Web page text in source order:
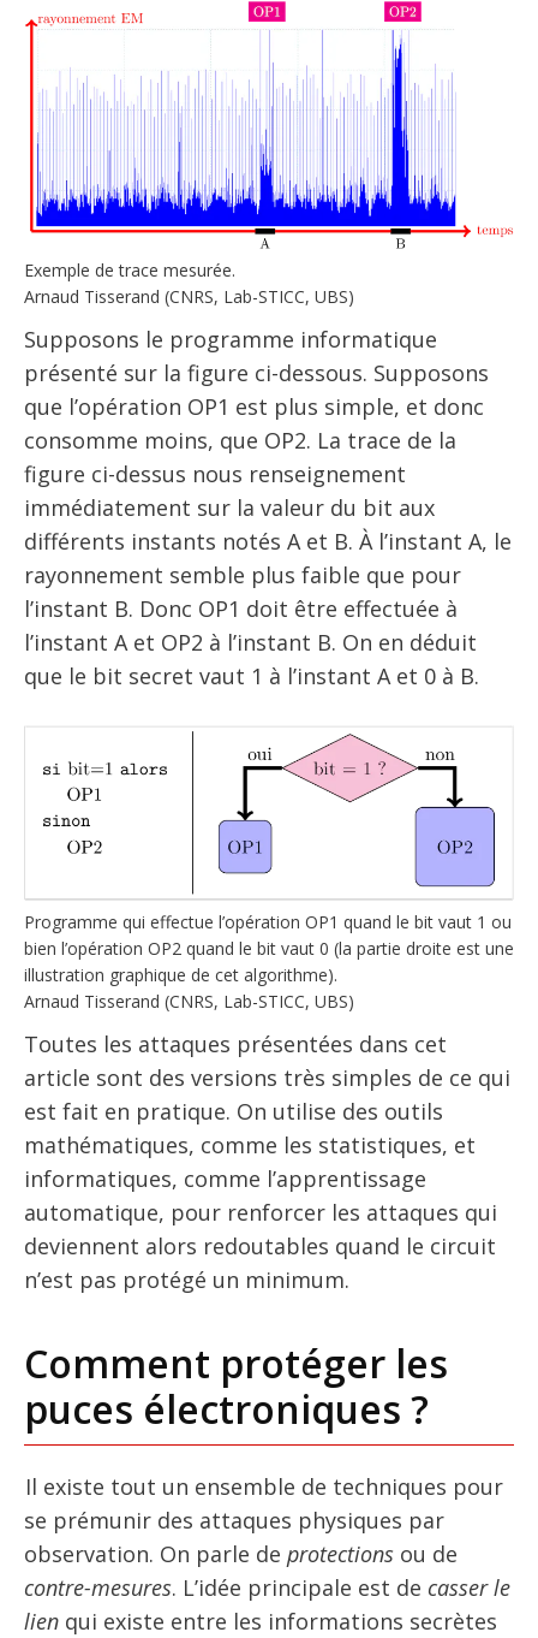
Exemple de trace mesurée.
Arnaud Tisserand (CNRS, Lab-STICC, UBS)
Supposons le programme informatique
présenté sur la figure ci-dessous. Supposons
que l’opération OP1 est plus simple, et donc
consomme moins, que OP2. La trace de la
figure ci-dessus nous renseignement
immédiatement sur la valeur du bit aux
différents instants notés A et B. À l’instant A, le
rayonnement semble plus faible que pour
l’instant B. Donc OP1 doit être effectuée à
l’instant A et OP2 à l’instant B. On en déduit
que le bit secret vaut 1 à l’instant A et 0 à B.
Programme qui effectue l’opération OP1 quand le bit vaut 1 ou
bien l’opération OP2 quand le bit vaut 0 (la partie droite est une
illustration graphique de cet algorithme).
Arnaud Tisserand (CNRS, Lab-STICC, UBS)
Toutes les attaques présentées dans cet
article sont des versions très simples de ce qui
est fait en pratique. On utilise des outils
mathématiques, comme les statistiques, et
informatiques, comme l’apprentissage
automatique, pour renforcer les attaques qui
deviennent alors redoutables quand le circuit
n’est pas protégé un minimum.
Comment protéger les
puces électroniques ?
Il existe tout un ensemble de techniques pour
se prémunir des attaques physiques par
observation. On parle de protections ou de
contre-mesures. L’idée principale est de casser le
lien qui existe entre les informations secrètes